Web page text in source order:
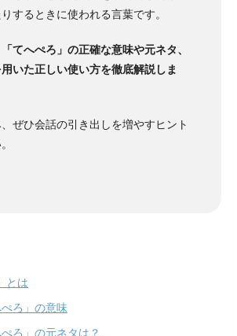
するときに使われる言葉です。
「てへぺろ」の正確な意味や元ネタ、
いた正しい使い方を徹底解説しま
ぜひ会話の引き出しを増やすヒント
とは
ぺろ」の意味
ぺろ」の元ネタは？